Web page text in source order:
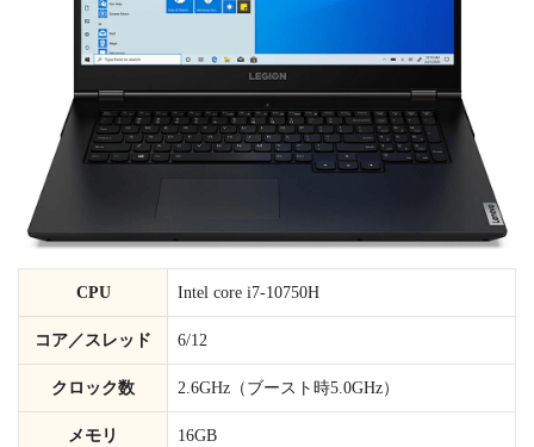
CPU Intel core i7-10750H
コア／スレッド 6/12
クロック数 2.6GHz（ブースト時5.0GHz）
メモリ 16GB